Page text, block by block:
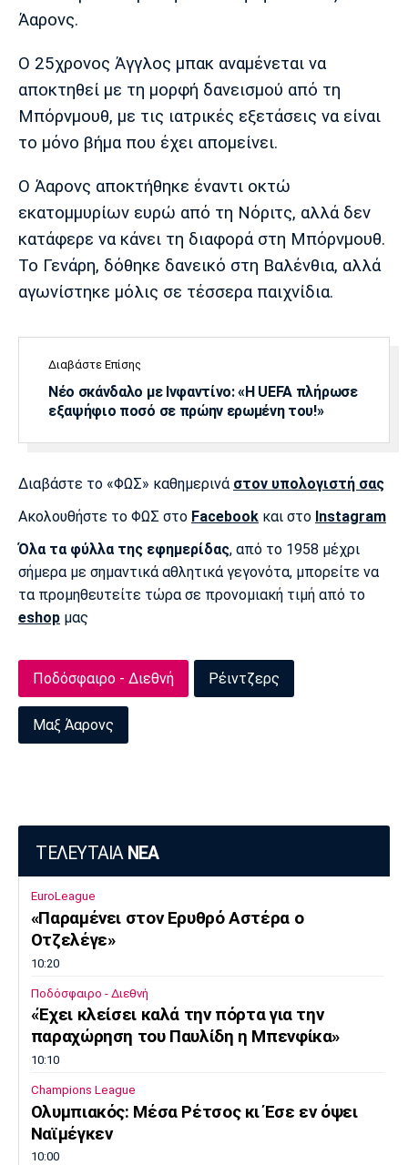
Cine Spot
Running
Media
Παρασκήνιο
Ιωνικός
Μπαρτσελόνα
Ρεάλ
Μαδρίτης
Μαδρίτης
Λίβερπουλ
Μάντσεστερ
Γιουβέντους
Ίντερ Μίλαν Μπάγερν
Μπορούσια
Μονακό
Άαρονς.
Ο 25χρονος Άγγλος μπακ αναμένεται να
αποκτηθεί με τη μορφή δανεισμού από τη
Μπόρνμουθ, με τις ιατρικές εξετάσεις να είναι
το μόνο βήμα που έχει απομείνει.
Ο Άαρονς αποκτήθηκε έναντι οκτώ
εκατομμυρίων ευρώ από τη Νόριτς, αλλά δεν
κατάφερε να κάνει τη διαφορά στη Μπόρνμουθ.
Το Γενάρη, δόθηκε δανεικό στη Βαλένθια, αλλά
αγωνίστηκε μόλις σε τέσσερα παιχνίδια.
Διαβάστε Επίσης
Νέο σκάνδαλο με Ινφαντίνο: «Η UEFA πλήρωσε
εξαψήφιο ποσό σε πρώην ερωμένη του!»
Διαβάστε το «ΦΩΣ» καθημερινά στον υπολογιστή σας
Ακολουθήστε το ΦΩΣ στο Facebook και στο Instagram
Όλα τα φύλλα της εφημερίδας, από το 1958 μέχρι
σήμερα με σημαντικά αθλητικά γεγονότα, μπορείτε να
τα προμηθευτείτε τώρα σε προνομιακή τιμή από το
eshop μας
Ποδόσφαιρο - Διεθνή Ρέιντζερς
Μαξ Άαρονς
ΤΕΛΕΥΤΑΙΑ ΝΕΑ
EuroLeague
«Παραμένει στον Ερυθρό Αστέρα ο
Οτζελέγε»
10:20
Ποδόσφαιρο - Διεθνή
«Έχει κλείσει καλά την πόρτα για την
παραχώρηση του Παυλίδη η Μπενφίκα»
10:10
Champions League
Ολυμπιακός: Μέσα Ρέτσος κι Έσε εν όψει
Ναϊμέγκεν
10:00